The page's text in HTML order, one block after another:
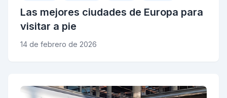
Las mejores ciudades de Europa para
visitar a pie
14 de febrero de 2026